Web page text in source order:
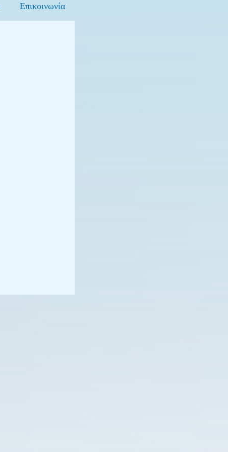
Επικοινωνία